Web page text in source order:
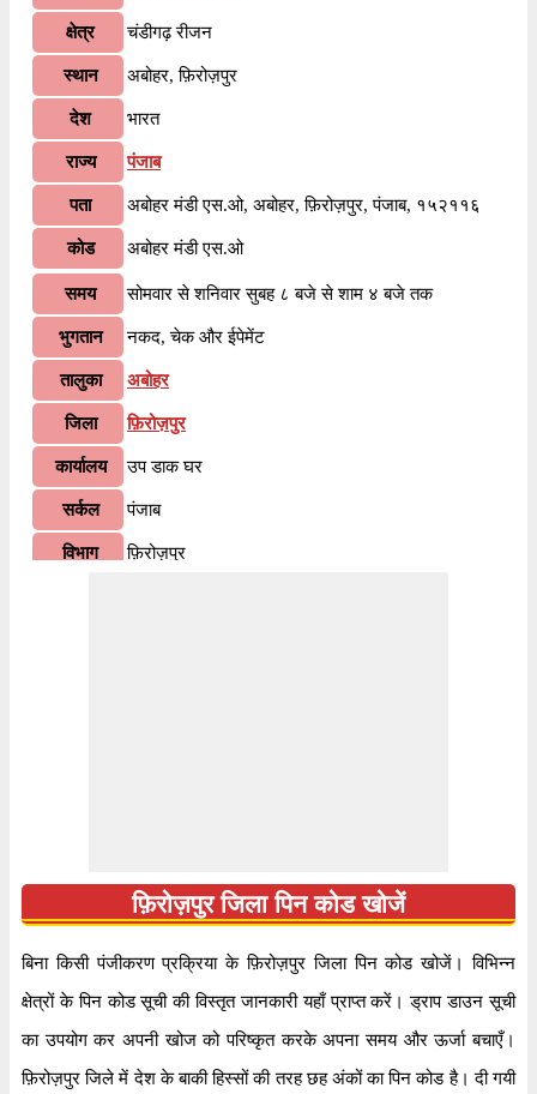
क्षेत्र चंडीगढ़ रीजन
स्थान अबोहर, फ़िरोज़पुर
देश भारत
राज्य पंजाब
पता अबोहर मंडी एस.ओ, अबोहर, फ़िरोज़पुर, पंजाब, १५२११६
कोड अबोहर मंडी एस.ओ
समय सोमवार से शनिवार सुबह ८ बजे से शाम ४ बजे तक
भुगतान नकद, चेक और ईपेमेंट
तालुका अबोहर
जिला फ़िरोज़पुर
कार्यालय उप डाक घर
सर्कल पंजाब
विभाग फ़िरोज़पुर
डाक घर अबोहर एस.ओ
क्षेत्र चंडीगढ़ रीजन
स्थान अबोहर, फ़िरोज़पुर
फ़िरोज़पुर जिला पिन कोड खोजें
बिना किसी पंजीकरण प्रक्रिया के फ़िरोज़पुर जिला पिन कोड खोजें। विभिन्न
क्षेत्रों के पिन कोड सूची की विस्तृत जानकारी यहाँ प्राप्त करें। ड्राप डाउन सूची
का उपयोग कर अपनी खोज को परिष्कृत करके अपना समय और ऊर्जा बचाएँ।
फ़िरोज़पुर जिले में देश के बाकी हिस्सों की तरह छह अंकों का पिन कोड है। दी गयी